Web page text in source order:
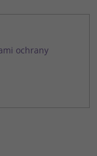
ochrany